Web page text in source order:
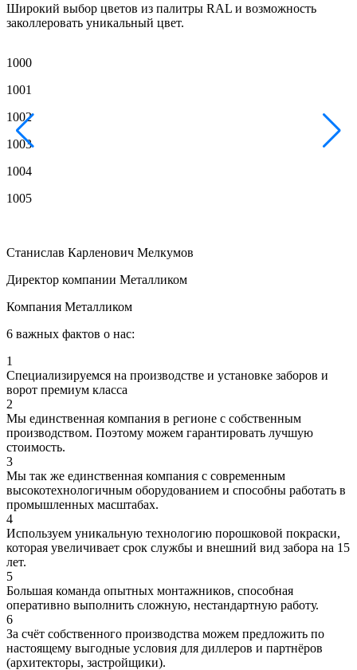
Широкий выбор цветов из палитры RAL и возможность
заколлеровать уникальный цвет.
1000
1001
1002
1003
1004
1005
Станислав Карленович Мелкумов
Директор компании Металликом
Компания Металликом
6 важных фактов о нас:
1
Специализируемся на производстве и установке заборов и
ворот премиум класса
2
Мы единственная компания в регионе с собственным
производством. Поэтому можем гарантировать лучшую
стоимость.
3
Мы так же единственная компания с современным
высокотехнологичным оборудованием и способны работать в
промышленных масштабах.
4
Используем уникальную технологию порошковой покраски,
которая увеличивает срок службы и внешний вид забора на 15
лет.
5
Большая команда опытных монтажников, способная
оперативно выполнить сложную, нестандартную работу.
6
За счёт собственного производства можем предложить по
настоящему выгодные условия для диллеров и партнёров
(архитекторы, застройщики).